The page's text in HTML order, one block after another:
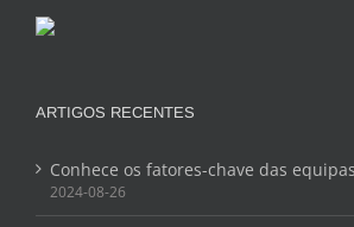
ARTIGOS RECENTES
Conhece os fatores-chave das
2024-08-26